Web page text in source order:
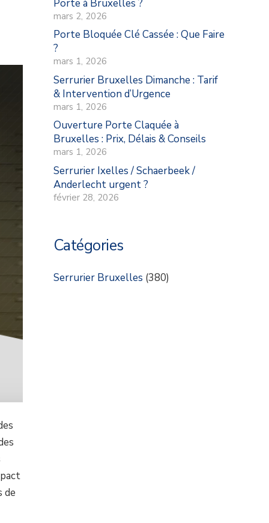
de
Porte à Bruxelles ?
mars 2, 2026
Porte Bloquée Clé Cassée : Que Faire
?
mars 1, 2026
Serrurier Bruxelles Dimanche : Tarif
& Intervention d’Urgence
mars 1, 2026
Ouverture Porte Claquée à
Bruxelles : Prix, Délais & Conseils
mars 1, 2026
Serrurier Ixelles / Schaerbeek /
Anderlecht urgent ?
février 28, 2026
Catégories
Serrurier Bruxelles (380)